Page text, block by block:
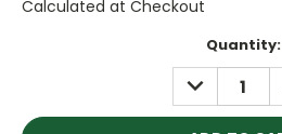
Calculated at Checkout
Quantity:
DECREASE
QUANTITY: